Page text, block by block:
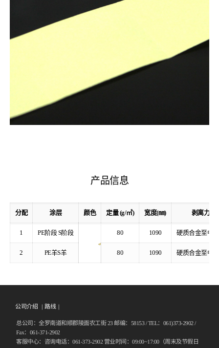
产品信息
分配 涂层 颜色 定量 (g/㎡) 宽度(㎜) 剥离力
1 PE阶段 S阶段 80 1090 硬质合金至中薄
2 PE羊S羊 80 1090 硬质合金至中薄
公司介绍 | 路线 |
总公司：全罗南道和顺郡陵面农工街 23 邮编：58153 / TEL：061)373-2902 /
Fax：061-371-2902
客服中心：咨询电话：061-373-2902 营业时间：09:00~17:00（周末及节假日